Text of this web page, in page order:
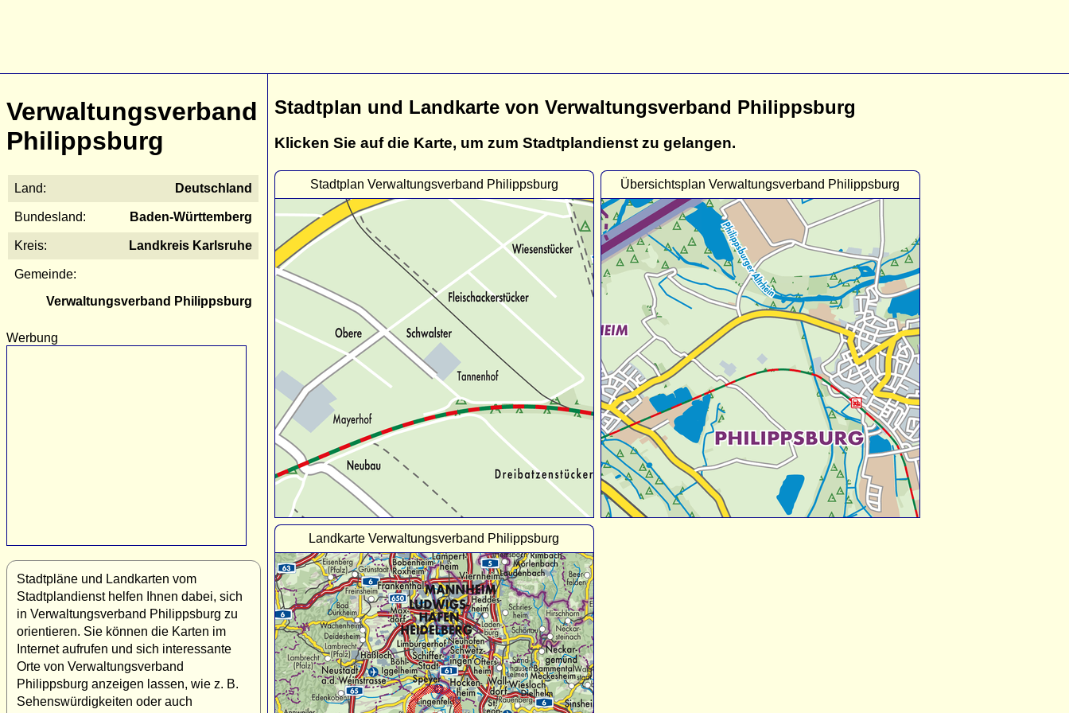
Verwaltungsverband
Philippsburg
Land: Deutschland
Bundesland: Baden-Württemberg
Kreis: Landkreis Karlsruhe
Gemeinde:
Verwaltungsverband Philippsburg
Werbung
Stadtpläne und Landkarten vom
Stadtplandienst helfen Ihnen dabei, sich
in Verwaltungsverband Philippsburg zu
orientieren. Sie können die Karten im
Internet aufrufen und sich interessante
Orte von Verwaltungsverband
Philippsburg anzeigen lassen, wie z. B.
Sehenswürdigkeiten oder auch
Stadtplan und Landkarte von Verwaltungsverband Philippsburg
Klicken Sie auf die Karte, um zum Stadtplandienst zu gelangen.
Stadtplan Verwaltungsverband Philippsburg Übersichtsplan Verwaltungsverband Philippsburg
Landkarte Verwaltungsverband Philippsburg